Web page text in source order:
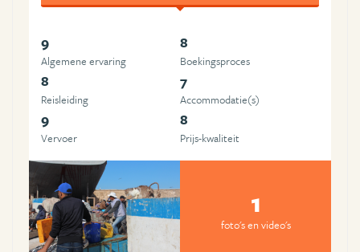
9
Algemene ervaring
8
Boekingsproces
8
Reisleiding
7
Accommodatie(s)
9
Vervoer
8
Prijs-kwaliteit
1
foto's en video's